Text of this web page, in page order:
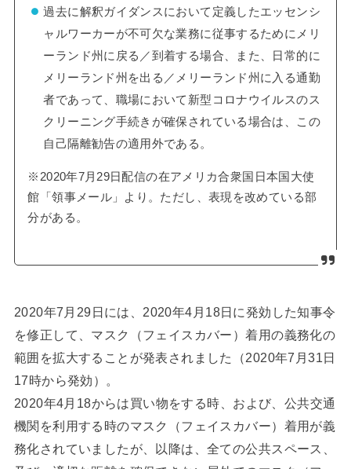
過去に解釈ガイダンスにおいて定義したエッセンシ
ャルワーカーが不可欠な業務に従事するためにメリ
ーランド州に戻る／到着する場合、また、日常的に
メリーランド州を出る／メリーランド州に入る通勤
者であって、職場において新型コロナウイルスのス
クリーニング手続きが確保されている場合は、この
自己隔離勧告の適用外である。
※2020年7月29日配信の在アメリカ合衆国日本国大使
館「領事メール」より。ただし、表現を改めている部
分がある。
2020年7月29日には、2020年4月18日に発効した知事令
を修正して、マスク（フェイスカバー）着用の義務化の
範囲を拡大することが発表されました（2020年7月31日
17時から発効）。
2020年4月18からは買い物をする時、および、公共交通
機関を利用する時のマスク（フェイスカバー）着用が義
務化されていましたが、以降は、全ての公共スペース、